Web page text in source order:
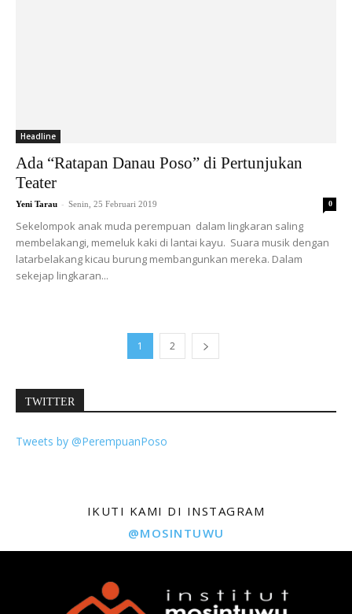
Headline
Ada “Ratapan Danau Poso” di Pertunjukan
Teater
Yeni Tarau - Senin, 25 Februari 2019 0
Sekelompok anak muda perempuan dalam lingkaran saling
membelakangi, memeluk kaki di lantai kayu. Suara musik dengan
latarbelakang kicau burung membangunkan mereka. Dalam
sekejap lingkaran...
1 2
TWITTER
Tweets by @PerempuanPoso
IKUTI KAMI DI INSTAGRAM
@MOSINTUWU